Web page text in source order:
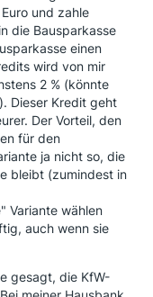
und zahle
die Bausparkasse
einen
wird von mir
2 % (könnte
Dieser Kredit geht
Der Vorteil, den
für den
ja nicht so, die
bleibt (zumindest in
Variante wählen
auch wenn sie
gesagt, die KfW-